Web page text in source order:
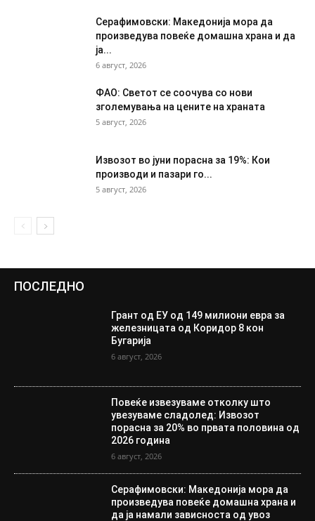
Серафимовски: Македонија мора да
произведува повеќе домашна храна и да
ја...
6 август, 2026
ФАО: Светот се соочува со нови
зголемувања на цените на храната
5 август, 2026
Извозот во јуни порасна за 19%: Кои
производи и пазари го...
5 август, 2026
ПОСЛЕДНО
Грант од ЕУ од 149 милиони евра за
железницата од Коридор 8 кон
Бугарија
6 август, 2026
Повеќе извезуваме отколку што
увезуваме сладолед: Извозот
порасна за 20% во првата половина од
2026 година
6 август, 2026
Серафимовски: Македонија мора да
произведува повеќе домашна храна и
да ја намали зависноста од увоз